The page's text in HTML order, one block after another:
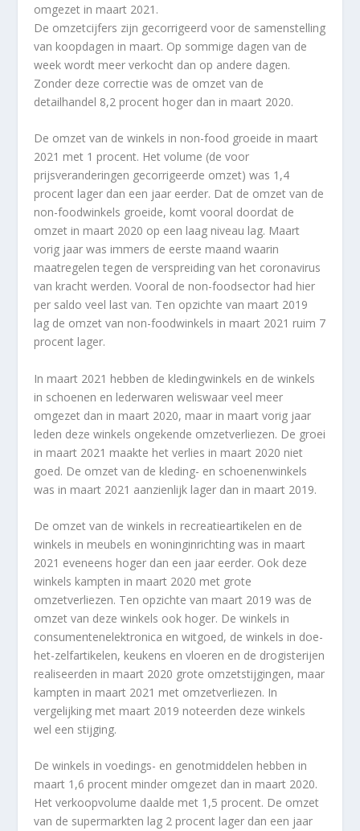
omgezet in maart 2021.
De omzetcijfers zijn gecorrigeerd voor de samenstelling
van koopdagen in maart. Op sommige dagen van de
week wordt meer verkocht dan op andere dagen.
Zonder deze correctie was de omzet van de
detailhandel 8,2 procent hoger dan in maart 2020.
De omzet van de winkels in non-food groeide in maart
2021 met 1 procent. Het volume (de voor
prijsveranderingen gecorrigeerde omzet) was 1,4
procent lager dan een jaar eerder. Dat de omzet van de
non-foodwinkels groeide, komt vooral doordat de
omzet in maart 2020 op een laag niveau lag. Maart
vorig jaar was immers de eerste maand waarin
maatregelen tegen de verspreiding van het coronavirus
van kracht werden. Vooral de non-foodsector had hier
per saldo veel last van. Ten opzichte van maart 2019
lag de omzet van non-foodwinkels in maart 2021 ruim 7
procent lager.
In maart 2021 hebben de kledingwinkels en de winkels
in schoenen en lederwaren weliswaar veel meer
omgezet dan in maart 2020, maar in maart vorig jaar
leden deze winkels ongekende omzetverliezen. De groei
in maart 2021 maakte het verlies in maart 2020 niet
goed. De omzet van de kleding- en schoenenwinkels
was in maart 2021 aanzienlijk lager dan in maart 2019.
De omzet van de winkels in recreatieartikelen en de
winkels in meubels en woninginrichting was in maart
2021 eveneens hoger dan een jaar eerder. Ook deze
winkels kampten in maart 2020 met grote
omzetverliezen. Ten opzichte van maart 2019 was de
omzet van deze winkels ook hoger. De winkels in
consumentenelektronica en witgoed, de winkels in doe-
het-zelfartikelen, keukens en vloeren en de drogisterijen
realiseerden in maart 2020 grote omzetstijgingen, maar
kampten in maart 2021 met omzetverliezen. In
vergelijking met maart 2019 noteerden deze winkels
wel een stijging.
De winkels in voedings- en genotmiddelen hebben in
maart 1,6 procent minder omgezet dan in maart 2020.
Het verkoopvolume daalde met 1,5 procent. De omzet
van de supermarkten lag 2 procent lager dan een jaar